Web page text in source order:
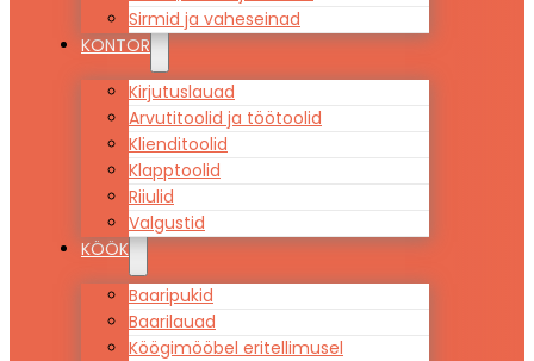
Sirmid ja vaheseinad
KONTOR
Kirjutuslauad
Arvutitoolid ja töötoolid
Klienditoolid
Klapptoolid
Riiulid
Valgustid
KÖÖK
Baaripukid
Baarilauad
Köögimööbel eritellimusel